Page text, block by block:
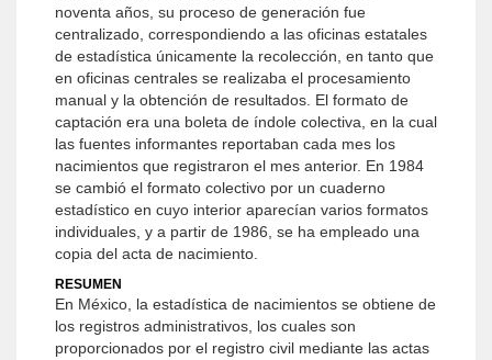
noventa años, su proceso de generación fue
centralizado, correspondiendo a las oficinas estatales
de estadística únicamente la recolección, en tanto que
en oficinas centrales se realizaba el procesamiento
manual y la obtención de resultados. El formato de
captación era una boleta de índole colectiva, en la cual
las fuentes informantes reportaban cada mes los
nacimientos que registraron el mes anterior. En 1984
se cambió el formato colectivo por un cuaderno
estadístico en cuyo interior aparecían varios formatos
individuales, y a partir de 1986, se ha empleado una
copia del acta de nacimiento.
RESUMEN
En México, la estadística de nacimientos se obtiene de
los registros administrativos, los cuales son
proporcionados por el registro civil mediante las actas